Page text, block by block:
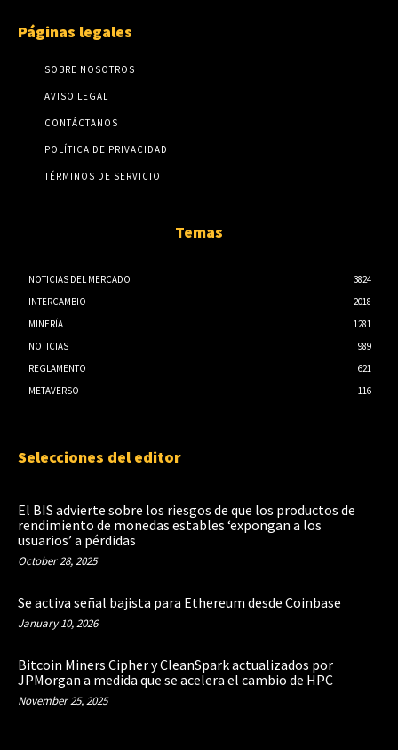
Páginas legales
SOBRE NOSOTROS
AVISO LEGAL
CONTÁCTANOS
POLÍTICA DE PRIVACIDAD
TÉRMINOS DE SERVICIO
Temas
NOTICIAS DEL MERCADO
3824
INTERCAMBIO
2018
MINERÍA
1281
NOTICIAS
989
REGLAMENTO
621
METAVERSO
116
Selecciones del editor
El BIS advierte sobre los riesgos de que los productos de
rendimiento de monedas estables ‘expongan a los
usuarios’ a pérdidas
October 28, 2025
Se activa señal bajista para Ethereum desde Coinbase
January 10, 2026
Bitcoin Miners Cipher y CleanSpark actualizados por
JPMorgan a medida que se acelera el cambio de HPC
November 25, 2025